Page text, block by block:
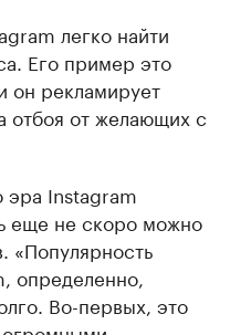
легко найти
Его пример это
он рекламирует
отбоя от желающих с
эра Instagram
еще не скоро можно
«Популярность
определенно,
Во-первых, это